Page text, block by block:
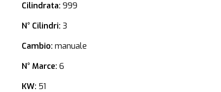
Cilindrata: 999
N° Cilindri: 3
Cambio: manuale
N° Marce: 6
KW: 51